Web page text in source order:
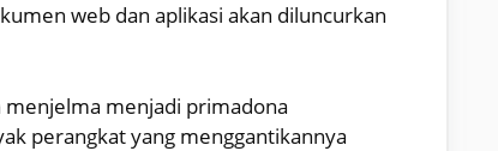
web dan aplikasi akan diluncurkan
menjelma menjadi primadona
perangkat yang menggantikannya